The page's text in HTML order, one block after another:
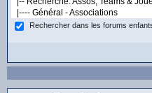
Rechercher dans les forums